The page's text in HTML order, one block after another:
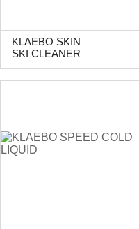
KLAEBO SKIN
SKI CLEANER